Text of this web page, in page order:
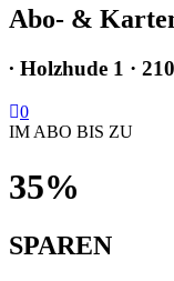
Abo- &
∙ Holzhude 1 ·
0
IM ABO BIS ZU
35%
SPAREN